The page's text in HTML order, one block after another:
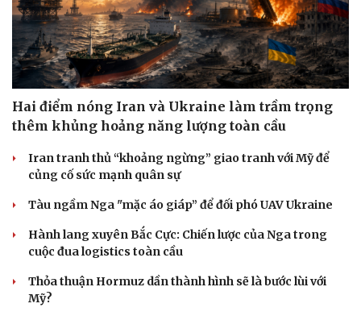
Hai điểm nóng Iran và Ukraine làm trầm trọng
thêm khủng hoảng năng lượng toàn cầu
Iran tranh thủ “khoảng ngừng” giao tranh với Mỹ để
củng cố sức mạnh quân sự
Tàu ngầm Nga "mặc áo giáp” để đối phó UAV Ukraine
Hành lang xuyên Bắc Cực: Chiến lược của Nga trong
cuộc đua logistics toàn cầu
Thỏa thuận Hormuz dần thành hình sẽ là bước lùi với
Mỹ?